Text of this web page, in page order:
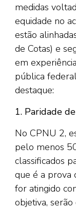
medidas
equidade no
estão
de Cotas) e
em
pública
destaque:
1. Paridade
No CPNU 2,
pelo menos
classificados
que é a prova
for atingido
objetiva,